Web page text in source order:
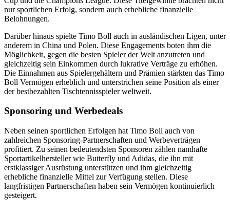
nur sportlichen Erfolg, sondern auch erhebliche finanzielle
Belohnungen.
Darüber hinaus spielte Timo Boll auch in ausländischen Ligen, unter
anderem in China und Polen. Diese Engagements boten ihm die
Möglichkeit, gegen die besten Spieler der Welt anzutreten und
gleichzeitig sein Einkommen durch lukrative Verträge zu erhöhen.
Die Einnahmen aus Spielergehältern und Prämien stärkten das Timo
Boll Vermögen erheblich und unterstrichen seine Position als einer
der bestbezahlten Tischtennisspieler weltweit.
Sponsoring und Werbedeals
Neben seinen sportlichen Erfolgen hat Timo Boll auch von
zahlreichen Sponsoring-Partnerschaften und Werbeverträgen
profitiert. Zu seinen bedeutendsten Sponsoren zählen namhafte
Sportartikelhersteller wie Butterfly und Adidas, die ihn mit
erstklassiger Ausrüstung unterstützen und ihm gleichzeitig
erhebliche finanzielle Mittel zur Verfügung stellen. Diese
langfristigen Partnerschaften haben sein Vermögen kontinuierlich
gesteigert.